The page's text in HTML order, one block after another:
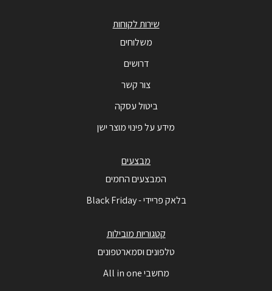
שירות לקוחות
משלוחים
דרושים
צור קשר
ביטול עסקה
מידע על פינוי מוצר ישן
מבצעים
המבצעים החמים
בלאק פריידי - Black Friday
קטגוריות מובילות
טלפונים וסמארטפונים
מחשבי All in one